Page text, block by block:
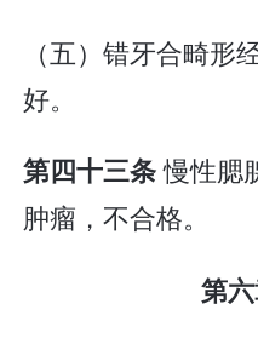
（五）错牙合畸形
好。
第四十三条慢性腮
肿瘤，不合格。
第